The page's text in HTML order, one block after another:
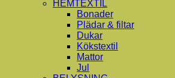
HEMTEXTIL
Bonader
Plädar & filtar
Dukar
Kökstextil
Mattor
Jul